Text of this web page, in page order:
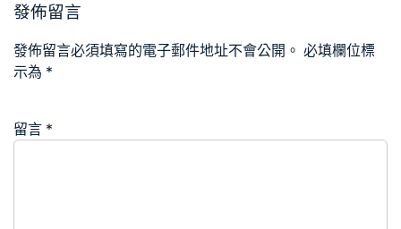
發佈留言
發佈留言必須填寫的電子郵件地址不會公開。 必填欄位標
示為 *
留言 *